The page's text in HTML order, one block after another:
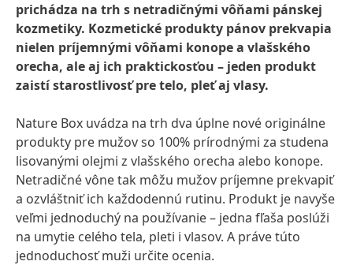
prichádza na trh s netradičnými vôňami pánskej
kozmetiky. Kozmetické produkty pánov prekvapia
nielen príjemnými vôňami konope a vlašského
orecha, ale aj ich praktickosťou – jeden produkt
zaistí starostlivosť pre telo, pleť aj vlasy.
Nature Box uvádza na trh dva úplne nové originálne
produkty pre mužov so 100% prírodnými za studena
lisovanými olejmi z vlašského orecha alebo konope.
Netradičné vône tak môžu mužov príjemne prekvapiť
a ozvláštniť ich každodennú rutinu. Produkt je navyše
veľmi jednoduchý na používanie – jedna fľaša poslúži
na umytie celého tela, pleti i vlasov. A práve túto
jednoduchosť muži určite ocenia.